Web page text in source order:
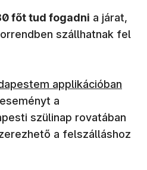
főt tud fogadni a járat,
szállhatnak fel
nyílik meg)
applikációban
a
szülinap rovatában
a felszálláshoz